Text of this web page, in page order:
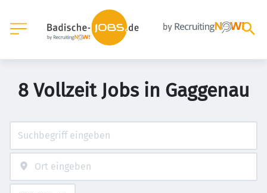
8 Vollzeit Jobs in Gaggenau